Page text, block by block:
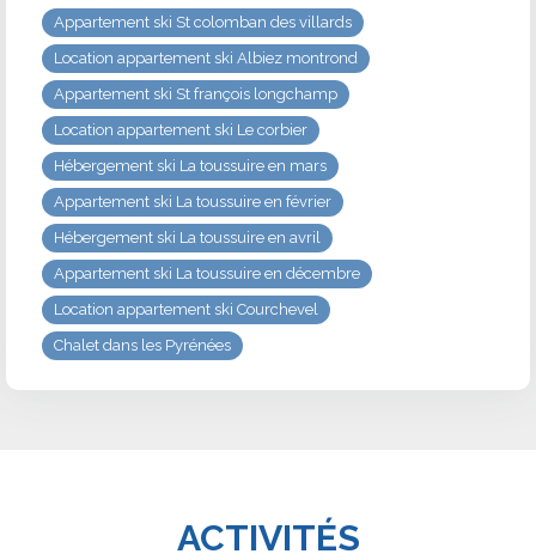
Appartement ski St colomban des villards
Location appartement ski Albiez montrond
Appartement ski St françois longchamp
Location appartement ski Le corbier
Hébergement ski La toussuire en mars
Appartement ski La toussuire en février
Hébergement ski La toussuire en avril
Appartement ski La toussuire en décembre
Location appartement ski Courchevel
Chalet dans les Pyrénées
ACTIVITÉS